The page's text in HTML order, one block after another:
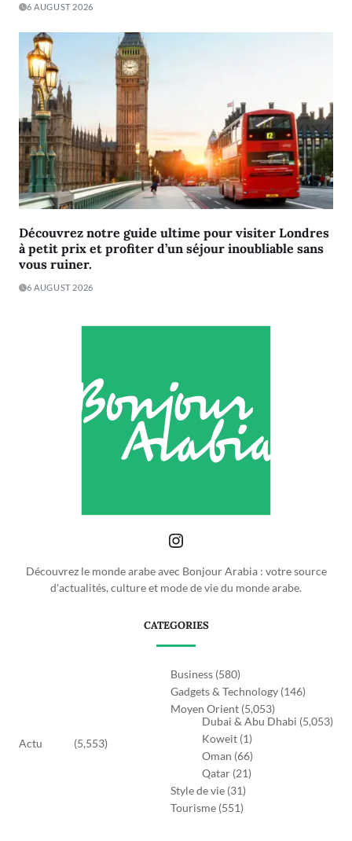
6 AUGUST 2026
Découvrez notre guide ultime pour visiter Londres
à petit prix et profiter d’un séjour inoubliable sans
vous ruiner.
6 AUGUST 2026
Découvrez le monde arabe avec Bonjour Arabia : votre source
d'actualités, culture et mode de vie du monde arabe.
CATEGORIES
Actu (5,553)
Business (580)
Gadgets & Technology (146)
Moyen Orient (5,053)
Dubai & Abu Dhabi (5,053)
Koweit (1)
Oman (66)
Qatar (21)
Style de vie (31)
Tourisme (551)